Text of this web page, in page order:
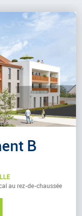
B
au rez-de-chaussée